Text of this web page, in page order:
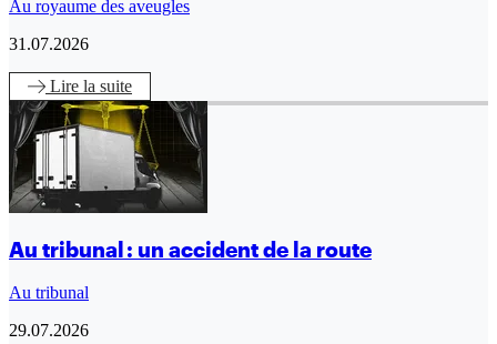
Au royaume des aveugles
31.07.2026
Lire la suite
Au tribunal : un accident de la route
Au tribunal
29.07.2026